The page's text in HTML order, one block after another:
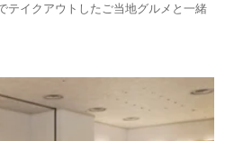
テイクアウトしたご当地グルメと一緒